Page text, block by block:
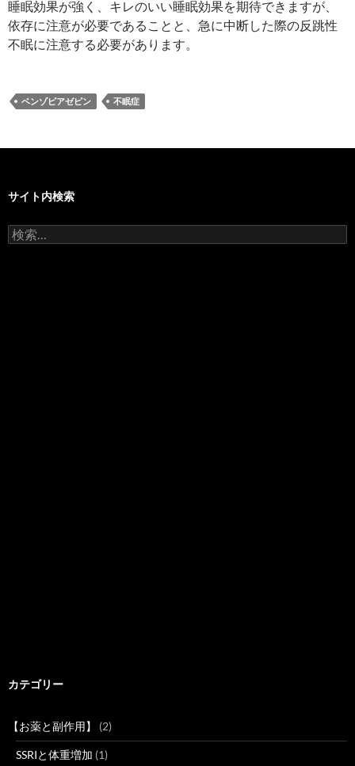
睡眠効果が強く、キレのいい睡眠効果を期待できますが、
依存に注意が必要であることと、急に中断した際の反跳性
不眠に注意する必要があります。
ベンゾピアゼピン 不眠症
サイト内検索
検
索:
カテゴリー
【お薬と副作用】 (2)
SSRIと体重増加 (1)